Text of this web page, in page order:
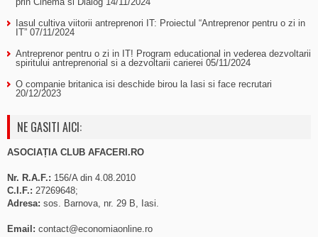
Iasul cultiva viitorii antreprenori IT: Proiectul “Antreprenor pentru o zi in
IT” 07/11/2024
Antreprenor pentru o zi in IT! Program educational in vederea dezvoltarii
spiritului antreprenorial si a dezvoltarii carierei 05/11/2024
O companie britanica isi deschide birou la Iasi si face recrutari
20/12/2023
NE GASITI AICI:
ASOCIAȚIA CLUB AFACERI.RO
Nr. R.A.F.: 156/A din 4.08.2010
C.I.F.: 27269648;
Adresa: sos. Barnova, nr. 29 B, Iasi.
Email: contact@economiaonline.ro